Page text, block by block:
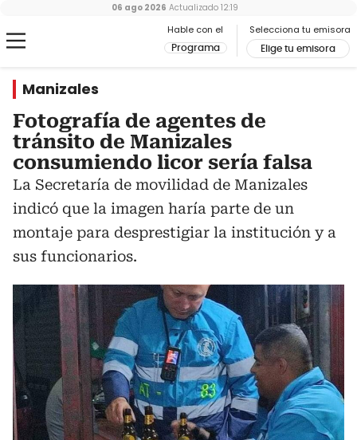
Hable con el
Programa
Selecciona tu emisora
Elige tu emisora
06 ago 2026 Actualizado 12:19
Manizales
Fotografía de agentes de
tránsito de Manizales
consumiendo licor sería falsa
La Secretaría de movilidad de Manizales
indicó que la imagen haría parte de un
montaje para desprestigiar la institución y a
sus funcionarios.